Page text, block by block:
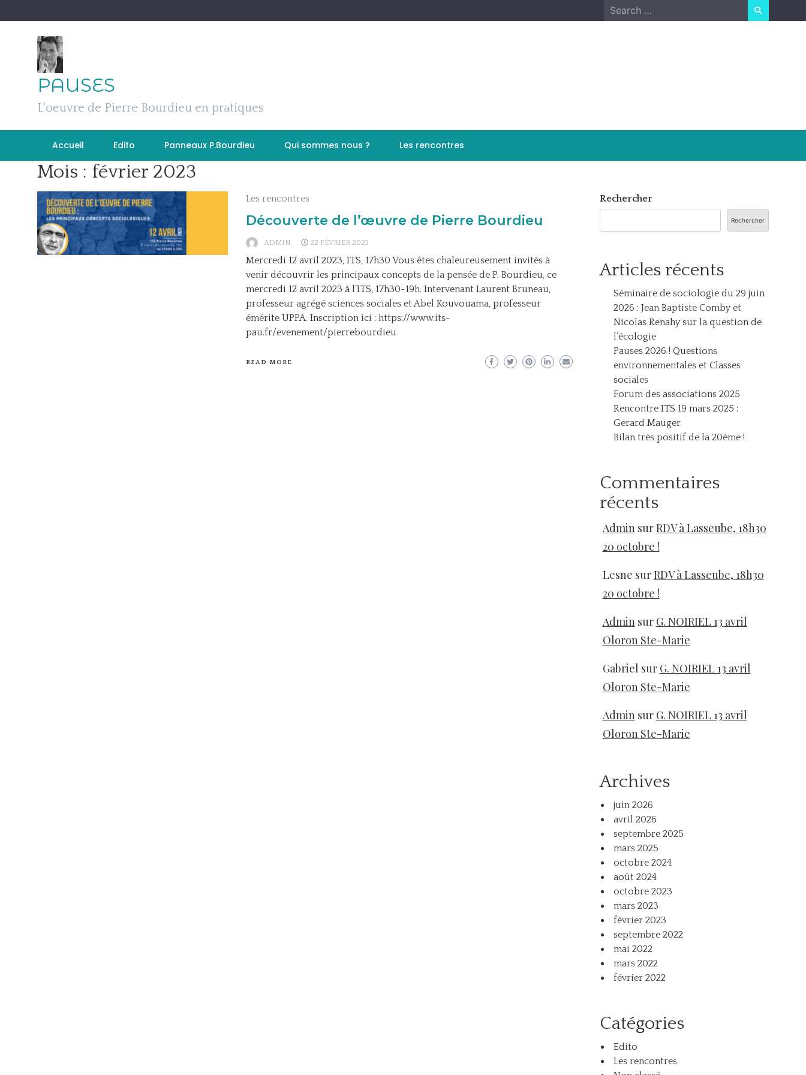
to
Search
for:
PAUSES
L'oeuvre de Pierre Bourdieu en pratiques
Accueil Edito Panneaux P.Bourdieu Qui sommes nous ? Les rencontres
Mois : février 2023
Les rencontres
Découverte de l’œuvre de Pierre Bourdieu
ADMIN 22 FÉVRIER 2023
Mercredi 12 avril 2023, ITS, 17h30 Vous êtes chaleureusement invités à
venir découvrir les principaux concepts de la pensée de P. Bourdieu, ce
mercredi 12 avril 2023 à l’ITS, 17h30-19h. Intervenant Laurent Bruneau,
professeur agrégé sciences sociales et Abel Kouvouama, professeur
émérite UPPA. Inscription ici : https://www.its-
pau.fr/evenement/pierrebourdieu
READ MORE
Rechercher
Rechercher
Articles récents
Séminaire de sociologie du 29 juin
2026 : Jean Baptiste Comby et
Nicolas Renahy sur la question de
l’écologie
Pauses 2026 ! Questions
environnementales et Classes
sociales
Forum des associations 2025
Rencontre ITS 19 mars 2025 :
Gerard Mauger
Bilan très positif de la 20ème !
Commentaires
récents
AdminsurRDV à Lasseube, 18h30
20 octobre !
Lesne surRDV à Lasseube, 18h30
20 octobre !
Adminsur G. NOIRIEL 13 avril
Oloron Ste-Marie
Gabriel sur G. NOIRIEL 13 avril
Oloron Ste-Marie
Adminsur G. NOIRIEL 13 avril
Oloron Ste-Marie
Archives
juin 2026
avril 2026
septembre 2025
mars 2025
octobre 2024
août 2024
octobre 2023
mars 2023
février 2023
septembre 2022
mai 2022
mars 2022
février 2022
Catégories
Edito
Les rencontres